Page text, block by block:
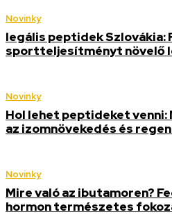
Novinky
legális peptidek Szlovákia:
sportteljesítményt növelő
Novinky
Hol lehet peptideket
az izomnövekedés és
Novinky
Mire való az ibutamoren?
hormon természetes